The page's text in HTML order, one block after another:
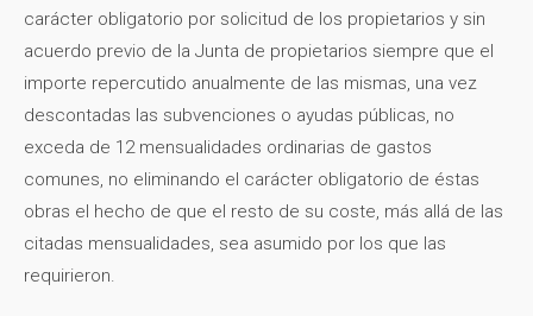
carácter obligatorio por solicitud de los propietarios y sin
acuerdo previo de la Junta de propietarios siempre que el
importe repercutido anualmente de las mismas, una vez
descontadas las subvenciones o ayudas públicas, no
exceda de 12 mensualidades ordinarias de gastos
comunes, no eliminando el carácter obligatorio de éstas
obras el hecho de que el resto de su coste, más allá de las
citadas mensualidades, sea asumido por los que las
requirieron.